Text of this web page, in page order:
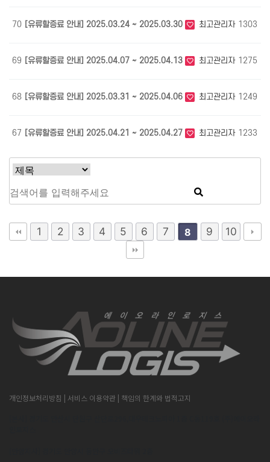
70 [유류할증료 안내] 2025.03.24 ~ 2025.03.30 최고관리자 1303
69 [유류할증료 안내] 2025.04.07 ~ 2025.04.13 최고관리자 1275
68 [유류할증료 안내] 2025.03.31 ~ 2025.04.06 최고관리자 1249
67 [유류할증료 안내] 2025.04.21 ~ 2025.04.27 최고관리자 1233
1 2 3 4 5 6 7 8 9 10
개인정보처리방침 | 서비스 이용약관 | 책임의 한계와 법적고지